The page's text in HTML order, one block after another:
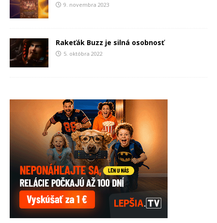
9. novembra 2023
Rakeťák Buzz je silná osobnosť
5. októbra 2022